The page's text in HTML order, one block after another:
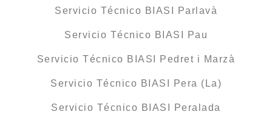
Servicio Técnico BIASI Parlavà
Servicio Técnico BIASI Pau
Servicio Técnico BIASI Pedret i Marzà
Servicio Técnico BIASI Pera (La)
Servicio Técnico BIASI Peralada